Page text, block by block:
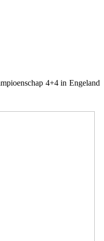
4+4 in Engeland